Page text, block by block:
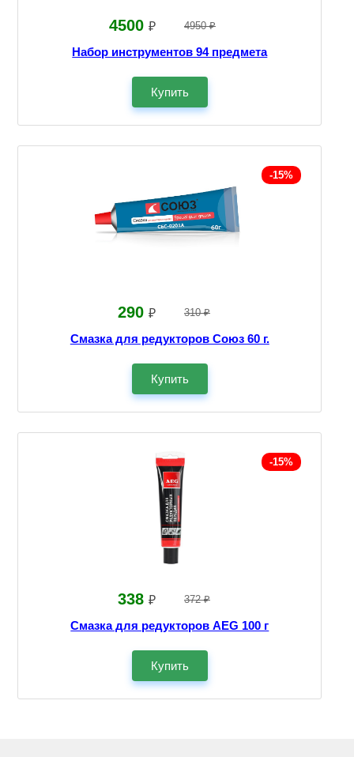
4500 ₽ 4950 ₽
Набор инструментов 94 предмета
Купить
-15%
290 ₽ 310 ₽
Смазка для редукторов Союз 60 г.
Купить
-15%
338 ₽ 372 ₽
Смазка для редукторов AEG 100 г
Купить